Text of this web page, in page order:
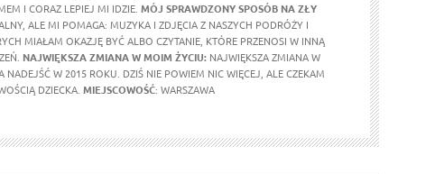
I CORAZ LEPIEJ MI IDZIE. MÓJ SPRAWDZONY SPOSÓB NA ZŁY
ALE MI POMAGA: MUZYKA I ZDJĘCIA Z NASZYCH PODRÓŻY I
MIAŁAM OKAZJĘ BYĆ ALBO CZYTANIE, KTÓRE PRZENOSI W INNĄ
NAJWIĘKSZA ZMIANA W MOIM ŻYCIU: NAJWIĘKSZA ZMIANA W
W 2015 ROKU. DZIŚ NIE POWIEM NIC WIĘCEJ, ALE CZEKAM
DZIECKA. MIEJSCOWOŚĆ: WARSZAWA